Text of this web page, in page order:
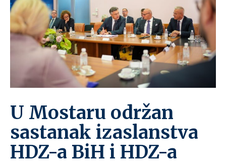
U Mostaru održan
sastanak izaslanstva
HDZ-a BiH i HDZ-a